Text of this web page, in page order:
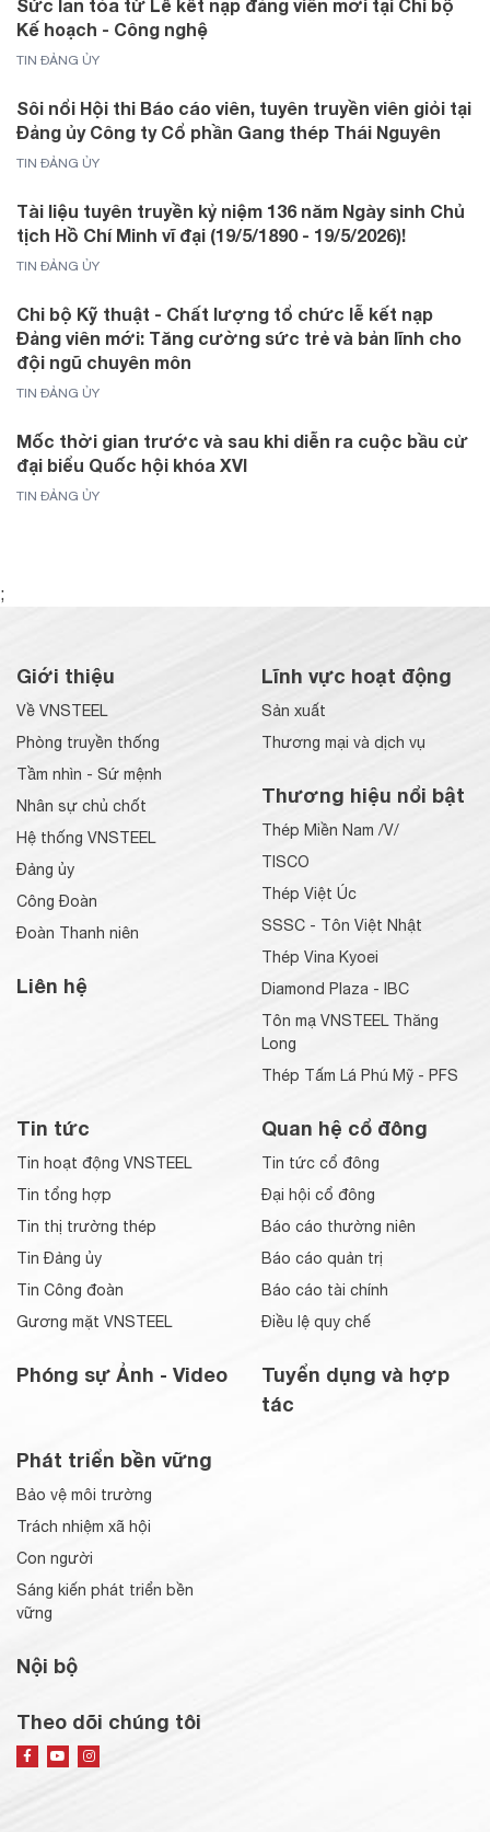
Sức lan tỏa từ Lễ kết nạp đảng viên mới tại Chi bộ
Kế hoạch - Công nghệ
TIN ĐẢNG ỦY
Sôi nổi Hội thi Báo cáo viên, tuyên truyền viên giỏi tại
Đảng ủy Công ty Cổ phần Gang thép Thái Nguyên
TIN ĐẢNG ỦY
Tài liệu tuyên truyền kỷ niệm 136 năm Ngày sinh Chủ
tịch Hồ Chí Minh vĩ đại (19/5/1890 - 19/5/2026)!
TIN ĐẢNG ỦY
Chi bộ Kỹ thuật - Chất lượng tổ chức lễ kết nạp
Đảng viên mới: Tăng cường sức trẻ và bản lĩnh cho
đội ngũ chuyên môn
TIN ĐẢNG ỦY
Mốc thời gian trước và sau khi diễn ra cuộc bầu cử
đại biểu Quốc hội khóa XVI
TIN ĐẢNG ỦY
;
Giới thiệu
Về VNSTEEL
Phòng truyền thống
Tầm nhìn - Sứ mệnh
Nhân sự chủ chốt
Hệ thống VNSTEEL
Đảng ủy
Công Đoàn
Đoàn Thanh niên
Liên hệ
Lĩnh vực hoạt động
Sản xuất
Thương mại và dịch vụ
Thương hiệu nổi bật
Thép Miền Nam /V/
TISCO
Thép Việt Úc
SSSC - Tôn Việt Nhật
Thép Vina Kyoei
Diamond Plaza - IBC
Tôn mạ VNSTEEL Thăng
Long
Thép Tấm Lá Phú Mỹ - PFS
Tin tức
Tin hoạt động VNSTEEL
Tin tổng hợp
Tin thị trường thép
Tin Đảng ủy
Tin Công đoàn
Gương mặt VNSTEEL
Phóng sự Ảnh - Video
Quan hệ cổ đông
Tin tức cổ đông
Đại hội cổ đông
Báo cáo thường niên
Báo cáo quản trị
Báo cáo tài chính
Điều lệ quy chế
Tuyển dụng và hợp
tác
Phát triển bền vững
Bảo vệ môi trường
Trách nhiệm xã hội
Con người
Sáng kiến phát triển bền
vững
Nội bộ
Theo dõi chúng tôi